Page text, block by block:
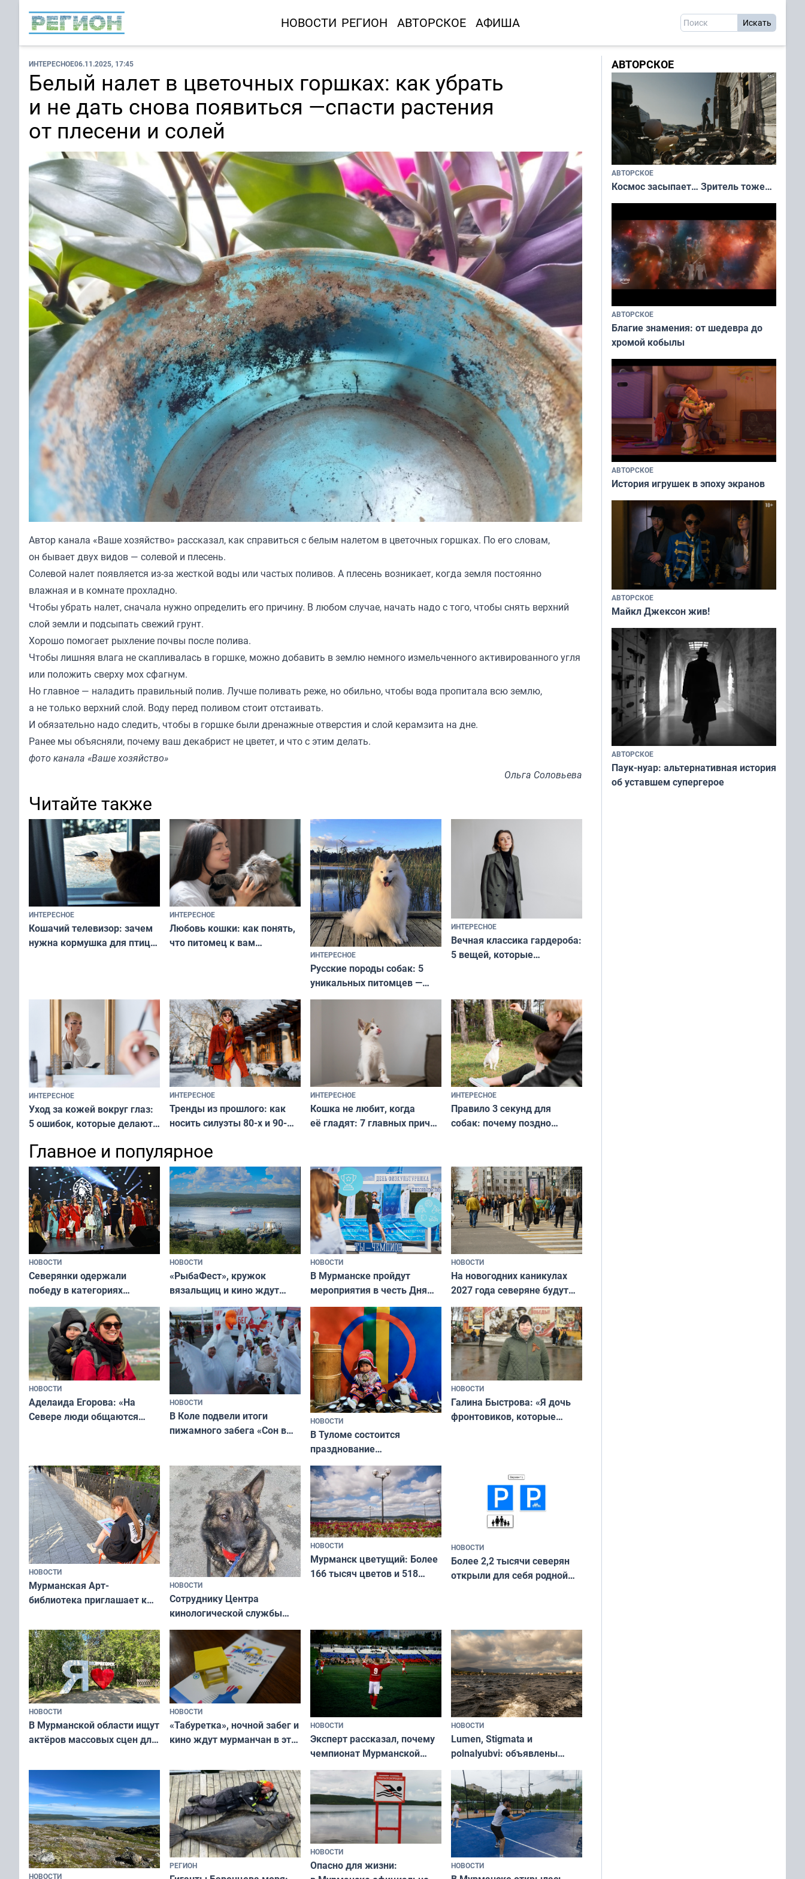
НОВОСТИ РЕГИОН АВТОРСКОЕ АФИША
ИНТЕРЕСНОЕ06.11.2025, 17:45
Белый налет в цветочных горшках: как убрать
и не дать снова появиться —спасти растения
от плесени и солей
Автор канала «Ваше хозяйство» рассказал, как справиться с белым налетом в цветочных горшках. По его словам,
он бывает двух видов — солевой и плесень.
Солевой налет появляется из-за жесткой воды или частых поливов. А плесень возникает, когда земля постоянно
влажная и в комнате прохладно.
Чтобы убрать налет, сначала нужно определить его причину. В любом случае, начать надо с того, чтобы снять верхний
слой земли и подсыпать свежий грунт.
Хорошо помогает рыхление почвы после полива.
Чтобы лишняя влага не скапливалась в горшке, можно добавить в землю немного измельченного активированного угля
или положить сверху мох сфагнум.
Но главное — наладить правильный полив. Лучше поливать реже, но обильно, чтобы вода пропитала всю землю,
а не только верхний слой. Воду перед поливом стоит отстаивать.
И обязательно надо следить, чтобы в горшке были дренажные отверстия и слой керамзита на дне.
Ранее мы объясняли, почему ваш декабрист не цветет, и что с этим делать.
фото канала «Ваше хозяйство»
Ольга Соловьева
Читайте также
ИНТЕРЕСНОЕ
Кошачий телевизор: зачем
нужна кормушка для птиц
ИНТЕРЕСНОЕ
Любовь кошки: как понять,
что питомец к вам
ИНТЕРЕСНОЕ
Русские породы собак: 5
уникальных питомцев —
национальные сокровища
и характером
ИНТЕРЕСНОЕ
Вечная классика гардероба:
5 вещей, которые
и актуально в любой сезон
ИНТЕРЕСНОЕ
Уход за кожей вокруг глаз:
5 ошибок, которые делают
и вернуть свежий взгляд
без дорогих средств
ИНТЕРЕСНОЕ
Тренды из прошлого: как
носить силуэты 80-х и 90-
современно и стильно без
переплат
ИНТЕРЕСНОЕ
Кошка не любит, когда
её гладят: 7 главных причин
независимому питомцу
ИНТЕРЕСНОЕ
Правило 3 секунд для
собак: почему поздно
питомцу всё сразу и без
криков
Главное и популярное
НОВОСТИ
Северянки одержали
победу в категориях
всероссийского конкурса
«Мисс и Миссис Великая
Русь»
НОВОСТИ
«РыбаФест», кружок
вязальщиц и кино ждут
мурманчан в эти выходные
НОВОСТИ
В Мурманске пройдут
мероприятия в честь Дня
физкультурника
НОВОСТИ
На новогодних каникулах
2027 года северяне будут
отдыхать 11 дней
НОВОСТИ
Аделаида Егорова: «На
Севере люди общаются
НОВОСТИ
В Коле подвели итоги
пижамного забега «Сон в
НОВОСТИ
В Туломе состоится
празднование
Международного дня
коренных народов мира
НОВОСТИ
Галина Быстрова: «Я дочь
фронтовиков, которые
НОВОСТИ
Мурманская Арт-
библиотека приглашает к
и фотографов
НОВОСТИ
Сотруднику Центра
кинологической службы
ищут новый дом
НОВОСТИ
Мурманск цветущий: Более
166 тысяч цветов и 518
НОВОСТИ
Более 2,2 тысячи северян
открыли для себя родной
НОВОСТИ
В Мурманской области ищут
актёров массовых сцен для
короткометражном фильме
НОВОСТИ
«Табуретка», ночной забег и
кино ждут мурманчан в эти
НОВОСТИ
Эксперт рассказал, почему
чемпионат Мурманской
области по футболу остался
незамеченным
НОВОСТИ
Lumen, Stigmata и
polnalyubvi: объявлены
хедлайнеры фестиваля
«Имандра» в 2026 года
НОВОСТИ
РЕГИОН
НОВОСТИ
Опасно для жизни:
НОВОСТИ
АВТОРСКОЕ
АВТОРСКОЕ
Космос засыпает… Зритель тоже…
АВТОРСКОЕ
Благие знамения: от шедевра до
хромой кобылы
АВТОРСКОЕ
История игрушек в эпоху экранов
АВТОРСКОЕ
Майкл Джексон жив!
АВТОРСКОЕ
Паук-нуар: альтернативная история
об уставшем супергерое